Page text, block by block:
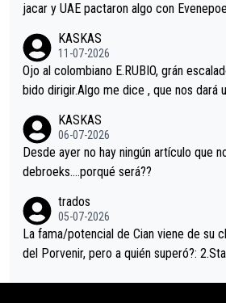
jacar y UAE pactaron algo con
i sin pedalear, luego está el saludo con
mano de una manera muy fraternal,
es en el hombro con que saludaba a
eta, a ver si por querer poner a Del Toro
ción de podio UAE y Pojacar se van
KASKAS
11-07-2026
Ojo al colombiano E.RUBIO, grán
bido dirigir.Algo me dice , que
KASKAS
06-07-2026
Desde ayer no hay ningún artículo que no se
debroeks….porqué será??
trados
05-07-2026
La fama/potencial de Cian viene de su
del Porvenir, pero a quién superó?: